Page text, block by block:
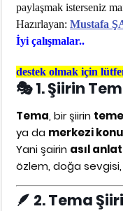
paylaşmak isterseniz
Hazırlayan:Mustafa
İyi çalışmalar..
destek olmak için
🎭 1. Şiirin
Tema, bir şiirin
ya da merkezi
Yani şairin asıl
özlem, doğa sevgisi,
🪶 2. Tema